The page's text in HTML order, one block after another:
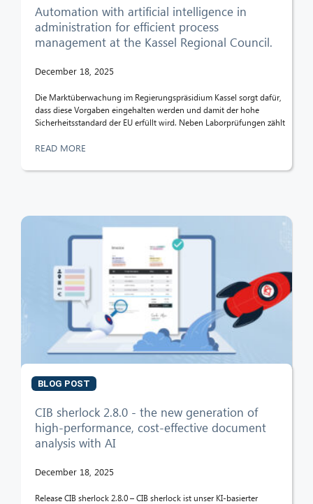
Automation with artificial intelligence in
administration for efficient process
management at the Kassel Regional Council.
December 18, 2025
Die Marktüberwachung im Regierungspräsidium Kassel sorgt dafür,
dass diese Vorgaben eingehalten werden und damit der hohe
Sicherheitsstandard der EU erfüllt wird. Neben Laborprüfungen zählt
READ MORE
BLOG POST
CIB sherlock 2.8.0 - the new generation of
high-performance, cost-effective document
analysis with AI
December 18, 2025
Release CIB sherlock 2.8.0 – CIB sherlock ist unser KI-basierter